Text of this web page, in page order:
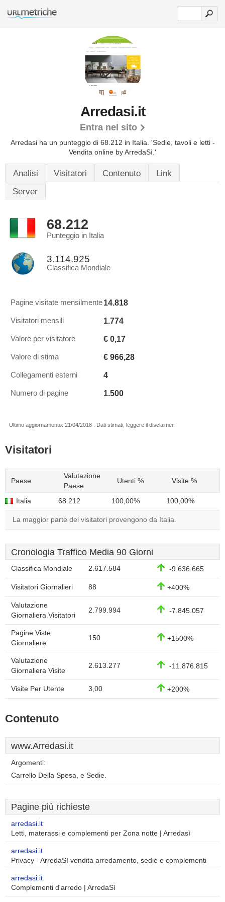
Arredasi.it
Entra nel sito
Arredasi ha un punteggio di 68.212 in Italia. 'Sedie, tavoli e letti -
Vendita online by ArredaSì.'
Analisi Visitatori Contenuto
Link
Server
68.212
Punteggio in Italia
3.114.925
Classifica Mondiale
Pagine visitate mensilmente14.818
Visitatori mensili 1.774
Valore per visitatore € 0,17
Valore di stima € 966,28
Collegamenti esterni 4
Numero di pagine 1.500
Ultimo aggiornamento: 21/04/2018 . Dati stimati, leggere il disclaimer.
Visitatori
Paese
Valutazione
Paese
Utenti % Visite %
Italia 68.212 100,00% 100,00%
La maggior parte dei visitatori provengono da Italia.
Cronologia Traffico Media 90 Giorni
Classifica Mondiale 2.617.584 -9.636.665
Visitatori Giornalieri 88 +400%
Valutazione
Giornaliera Visitatori
2.799.994 -7.845.057
Pagine Viste
Giornaliere
150 +1500%
Valutazione
Giornaliera Visite
2.613.277 -11.876.815
Visite Per Utente 3,00 +200%
Contenuto
www.Arredasi.it
Argomenti:
Carrello Della Spesa, e Sedie.
Pagine più richieste
arredasi.it
Letti, materassi e complementi per Zona notte | Arredasì
arredasi.it
Privacy - ArredaSì vendita arredamento, sedie e complementi
arredasi.it
Complementi d'arredo | ArredaSì